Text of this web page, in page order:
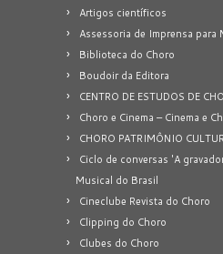
Artigos científicos
Assessoria de Imprensa para
Biblioteca do Choro
Boudoir da Editora
CENTRO DE ESTUDOS DE
Choro e Cinema – Cinema e
CHORO PATRIMÔNIO
Ciclo de conversas 'A
Musical do Brasil
Cineclube Revista do Choro
Clipping do Choro
Clubes do Choro